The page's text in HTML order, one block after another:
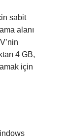
sabit
alanı
4 GB,
için